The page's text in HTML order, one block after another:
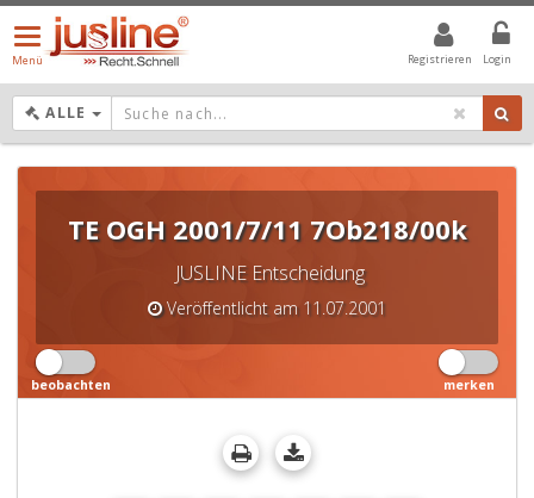
Registrieren Login
Menü
öffnen/schließen
Menü
ALLE DROPDOWN: GEWÄHLTER WERT IST ALLE
TE OGH 2001/7/11 7Ob218/00k
JUSLINE Entscheidung
Veröffentlicht am 11.07.2001
beobachten merken